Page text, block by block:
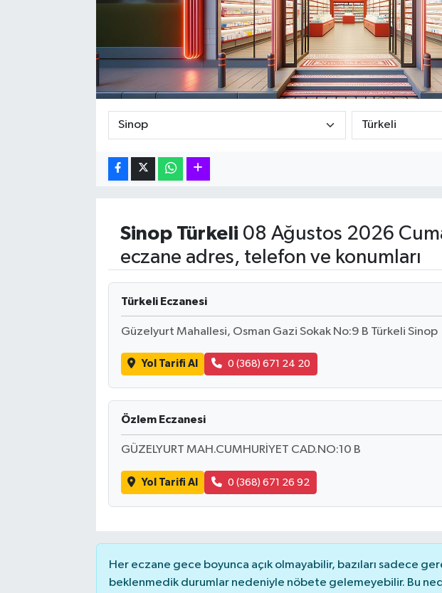
Sinop Türkeli 08 Ağustos 2026
eczane adres, telefon ve konumları
Türkeli Eczanesi
Güzelyurt Mahallesi, Osman Gazi Sokak No:9 B Türkeli Sinop
Yol Tarifi Al 0 (368) 671 24 20
Özlem Eczanesi
GÜZELYURT MAH.CUMHURİYET CAD.NO:10 B
Yol Tarifi Al 0 (368) 671 26 92
Her eczane gece boyunca açık olmayabilir, bazıları sadece
beklenmedik durumlar nedeniyle nöbete gelemeyebilir. Bu